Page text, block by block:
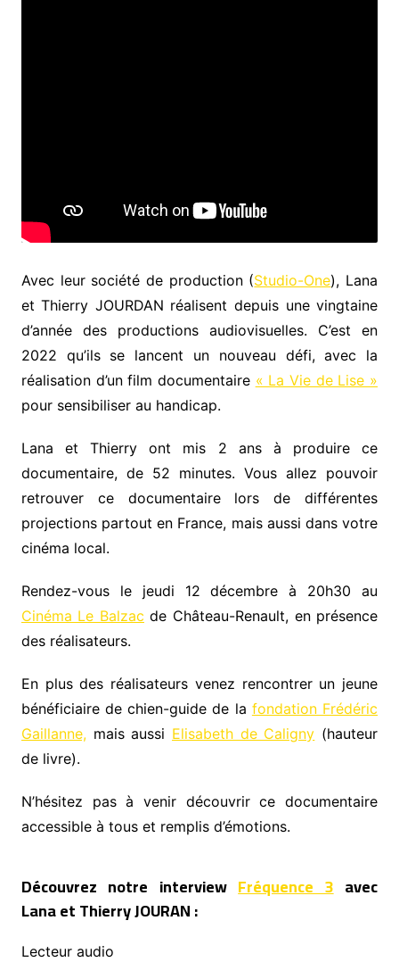
Avec leur société de production (Studio-One), Lana
et Thierry JOURDAN réalisent depuis une vingtaine
d’année des productions audiovisuelles. C’est en
2022 qu’ils se lancent un nouveau défi, avec la
réalisation d’un film documentaire « La Vie de Lise »
pour sensibiliser au handicap.
Lana et Thierry ont mis 2 ans à produire ce
documentaire, de 52 minutes. Vous allez pouvoir
retrouver ce documentaire lors de différentes
projections partout en France, mais aussi dans votre
cinéma local.
Rendez-vous le jeudi 12 décembre à 20h30 au
Cinéma Le Balzac de Château-Renault, en présence
des réalisateurs.
En plus des réalisateurs venez rencontrer un jeune
bénéficiaire de chien-guide de la fondation Frédéric
Gaillanne,mais aussi Elisabeth de Caligny (hauteur
de livre).
N’hésitez pas à venir découvrir ce documentaire
accessible à tous et remplis d’émotions.
Découvrez notre interviewFréquence 3avec
Lana et Thierry JOURAN :
Lecteur audio